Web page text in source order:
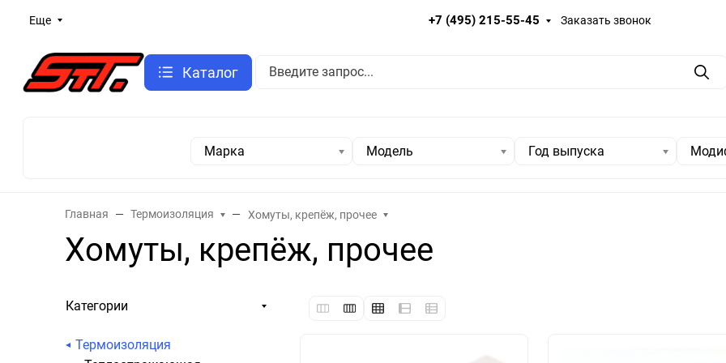
Еще +7 (495) 215-55-45 Заказать звонок
Каталог
Марка Модель Год выпуска
Главная Термоизоляция Хомуты, крепёж, прочее
Хомуты, крепёж, прочее
Категории
Термоизоляция